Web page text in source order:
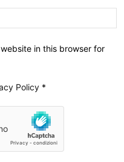
in this browser for
Policy *